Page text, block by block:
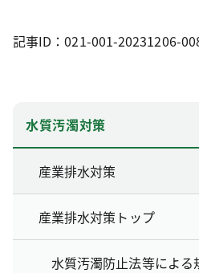
記事ID：021-001-20231206-
水質汚濁対策
産業排水対策
産業排水対策トップ
水質汚濁防止法等による